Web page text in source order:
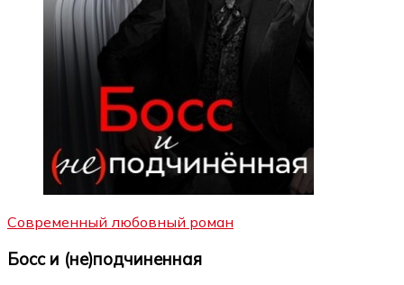
Современный любовный роман
Босс и (не)подчиненная